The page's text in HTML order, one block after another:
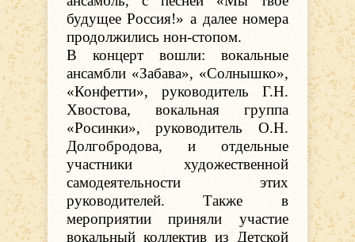
будущее Россия!» а далее номера
продолжились нон-стопом.
В концерт вошли: вокальные
ансамбли «Забава», «Солнышко»,
«Конфетти», руководитель Г.Н.
Хвостова, вокальная группа
«Росинки», руководитель О.Н.
Долгобродова, и отдельные
участники художественной
самодеятельности этих
руководителей. Также в
мероприятии приняли участие
вокальный коллектив из Детской